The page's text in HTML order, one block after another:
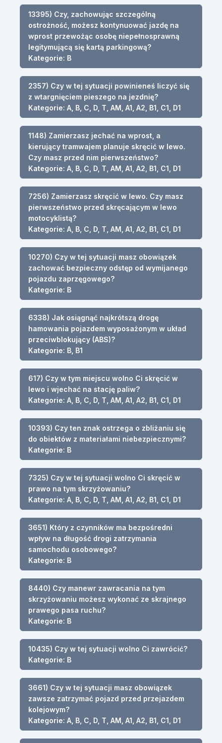
13395) Czy, zachowując szczególną
ostrożność, możesz kontynuować jazdę na
wprost przewożąc osobę niepełnosprawną
legitymującą się kartą parkingową?
Kategorie: B
2357) Czy w tej sytuacji powinieneś liczyć się
z wtargnięciem pieszego na jezdnię?
Kategorie: A, B, C, D, T, AM, A1, A2, B1, C1, D1
1148) Zamierzasz jechać na wprost, a
kierujący tramwajem planuje skręcić w lewo.
Czy masz przed nim pierwszeństwo?
Kategorie: A, B, C, D, T, AM, A1, A2, B1, C1, D1
7256) Zamierzasz skręcić w lewo. Czy masz
pierwszeństwo przed skręcającym w lewo
motocyklistą?
Kategorie: A, B, C, D, T, AM, A1, A2, B1, C1, D1
10270) Czy w tej sytuacji masz obowiązek
zachować bezpieczny odstęp od wymijanego
pojazdu zaprzęgowego?
Kategorie: B
6338) Jak osiągnąć najkrótszą drogę
hamowania pojazdem wyposażonym w układ
przeciwblokujący (ABS)?
Kategorie: B, B1
617) Czy w tym miejscu wolno Ci skręcić w
lewo i wjechać na stację paliw?
Kategorie: A, B, C, D, T, AM, A1, A2, B1, C1, D1
10393) Czy ten znak ostrzega o zbliżaniu się
do obiektów z materiałami niebezpiecznymi?
Kategorie: B
7325) Czy w tej sytuacji wolno Ci skręcić w
prawo na tym skrzyżowaniu?
Kategorie: A, B, C, D, T, AM, A1, A2, B1, C1, D1
3651) Który z czynników ma bezpośredni
wpływ na długość drogi zatrzymania
samochodu osobowego?
Kategorie: B
8440) Czy manewr zawracania na tym
skrzyżowaniu możesz wykonać ze skrajnego
prawego pasa ruchu?
Kategorie: B
10435) Czy w tej sytuacji wolno Ci zawrócić?
Kategorie: B
3661) Czy w tej sytuacji masz obowiązek
zawsze zatrzymać pojazd przed przejazdem
kolejowym?
Kategorie: A, B, C, D, T, AM, A1, A2, B1, C1, D1